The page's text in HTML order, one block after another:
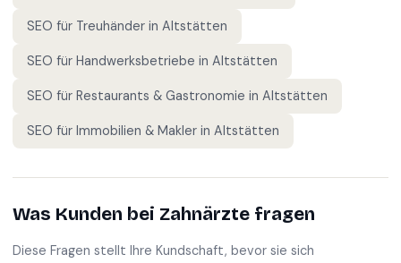
SEO für Treuhänder in Altstätten
SEO für Handwerksbetriebe in Altstätten
SEO für Restaurants & Gastronomie in Altstätten
SEO für Immobilien & Makler in Altstätten
Was Kunden bei Zahnärzte fragen
Diese Fragen stellt Ihre Kundschaft, bevor sie sich